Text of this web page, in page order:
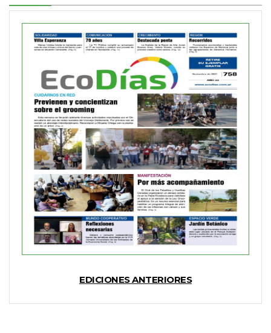
EDICIONES ANTERIORES